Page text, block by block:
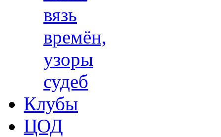
вязь
времён,
узоры
судеб
Клубы
ЦОД